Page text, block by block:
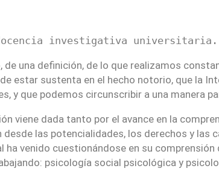
investigativa universitaria.
de una definición, de lo que realizamos
estar sustenta en el hecho notorio, que la
y que podemos circunscribir a una manera
viene dada tanto por el avance en la
las potencialidades, los derechos y
ha venido cuestionándose en su
psicología social psicológica y